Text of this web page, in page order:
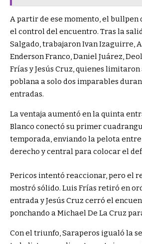
A partir de ese momento, el bullpen
el control del encuentro. Tras la
Salgado, trabajaron Ivan Izaguirre,
Enderson Franco, Daniel Juárez,
Frías y Jesús Cruz, quienes
poblana a solo dos imparables
entradas.
La ventaja aumentó en la quinta
Blanco conectó su primer
temporada, enviando la pelota
derecho y central para colocar el
Pericos intentó reaccionar, pero el
mostró sólido. Luis Frías retiró en
entrada y Jesús Cruz cerró el
ponchando a Michael De La Cruz
Con el triunfo, Saraperos igualó la